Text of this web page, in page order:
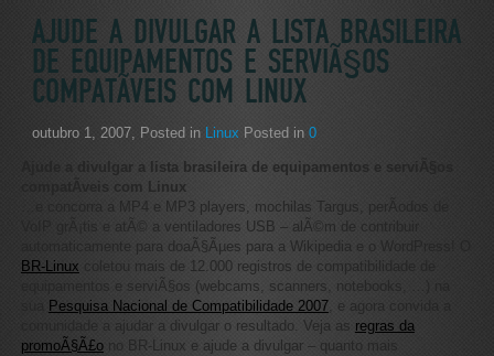
AJUDE A DIVULGAR A LISTA BRASILEIRA
DE EQUIPAMENTOS E SERVIÃ§OS
COMPATÃ­VEIS COM LINUX
outubro 1, 2007, Posted in Linux Posted in 0
Ajude a divulgar a lista brasileira de equipamentos e serviÃ§os
compatÃ­veis com Linux
…e concorra a MP4 e MP3 players, mochilas Targus, perÃ­odos de
VoIP grÃ¡tis e atÃ© a ventiladores USB – alÃ©m de contribuir
automaticamente para doaÃ§Ãµes para a Wikipedia e o WordPress! O
BR-Linux coletou mais de 12.000 registros de compatibilidade de
equipamentos e serviÃ§os (webcams, scanners, notebooks, …) na
Pesquisa Nacional de Compatibilidade 2007, e agora convida a
comunidade a ajudar a divulgar o resultado. Veja as regras da
promoÃ§Ã£ono BR-Linux e ajude a divulgar – quanto mais